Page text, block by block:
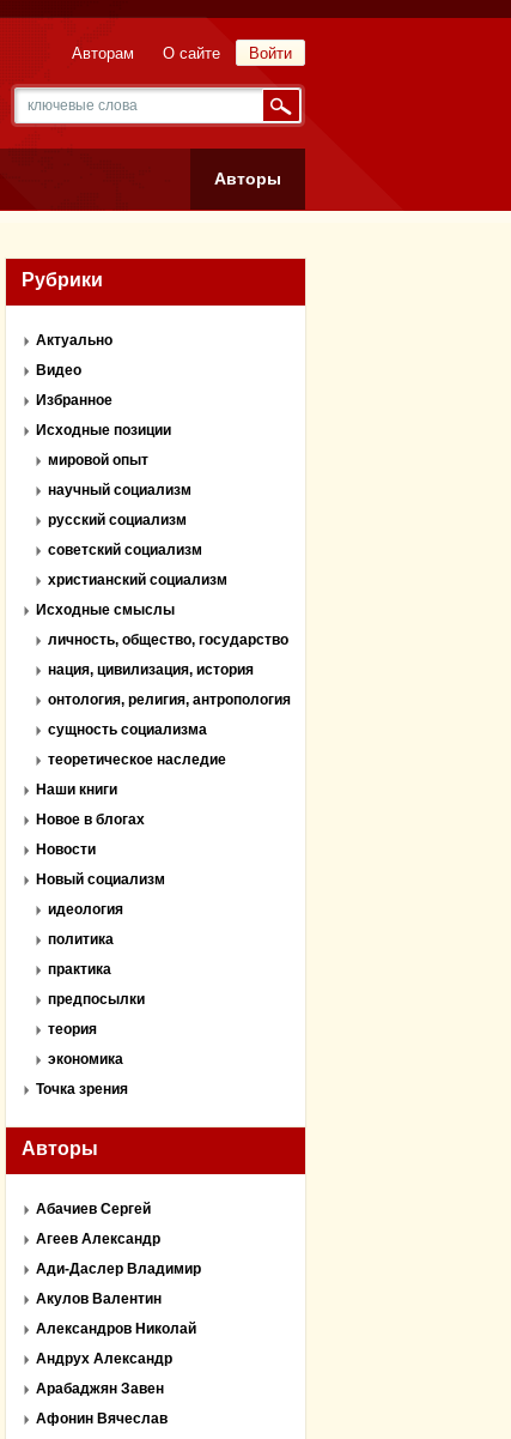
Войти
Авторам О сайте
Авторы
Рубрики
Актуально
Видео
Избранное
Исходные позиции
мировой опыт
научный социализм
русский социализм
советский социализм
христианский социализм
Исходные смыслы
личность, общество, государство
нация, цивилизация, история
онтология, религия, антропология
сущность социализма
теоретическое наследие
Наши книги
Новое в блогах
Новости
Новый социализм
идеология
политика
практика
предпосылки
теория
экономика
Точка зрения
Авторы
Абачиев Сергей
Агеев Александр
Ади-Даслер Владимир
Акулов Валентин
Александров Николай
Андрух Александр
Арабаджян Завен
Афонин Вячеслав